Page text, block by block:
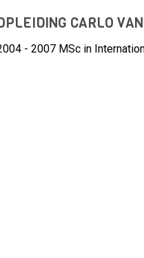
CARLO
- 2007 MSc in